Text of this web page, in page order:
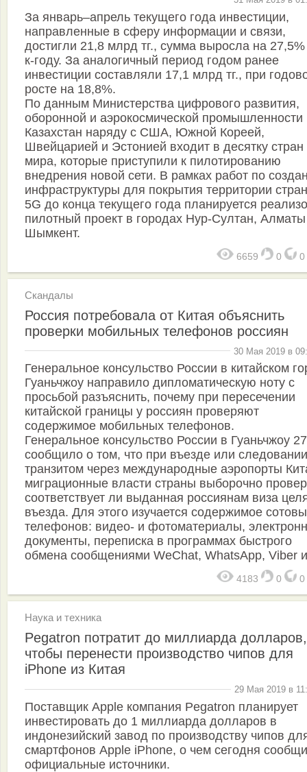
За январь–апрель текущего года инвестиции,
направленные в сферу информации и связи,
достигли 21,8 млрд тг., сумма выросла на 27,5%
к-году. За аналогичный период годом ранее
инвестиции составляли 17,1 млрд тг., при
росте на 18,8%.
По данным Министерства цифрового развития,
оборонной и аэрокосмической промышленности
Казахстан наряду с США, Южной Кореей,
Швейцарией и Эстонией входит в десятку стран
мира, которые приступили к пилотированию
внедрения новой сети. В рамках работ по
инфраструктуры для покрытия территории
5G до конца текущего года планируется
пилотный проект в городах Нур-Султан,
Шымкент.
6659 0 0
Скандалы
Россия потребовала от Китая объяснить
проверки мобильных телефонов россиян
30 Мая 2019 в
Генеральное консульство России в китайском
Гуаньчжоу направило дипломатическую ноту с
просьбой разъяснить, почему при пересечении
китайской границы у россиян проверяют
содержимое мобильных телефонов.
Генеральное консульство России в Гуаньчжоу
сообщило о том, что при въезде или следовании
транзитом через международные аэропорты
миграционные власти страны выборочно
соответствует ли выданная россиянам виза
въезда. Для этого изучается содержимое
телефонов: видео- и фотоматериалы,
документы, переписка в программах быстрого
обмена сообщениями WeChat, WhatsApp, Viber
4183 0 0
Наука и техника
Pegatron потратит до миллиарда долларов,
чтобы перенести производство чипов для
iPhone из Китая
29 Мая 2019 в
Поставщик Apple компания Pegatron планирует
инвестировать до 1 миллиарда долларов в
индонезийский завод по производству чипов
смартфонов Apple iPhone, о чем сегодня
официальные источники.